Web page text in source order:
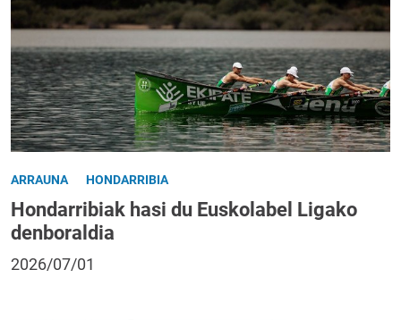
ARRAUNA HONDARRIBIA
Hondarribiak hasi du Euskolabel Ligako
denboraldia
2026/07/01